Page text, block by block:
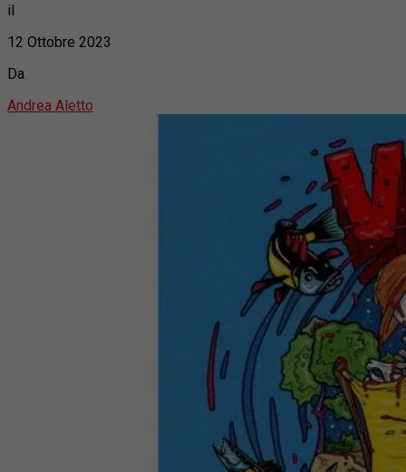
il
12 Ottobre 2023
Da
Andrea Aletto